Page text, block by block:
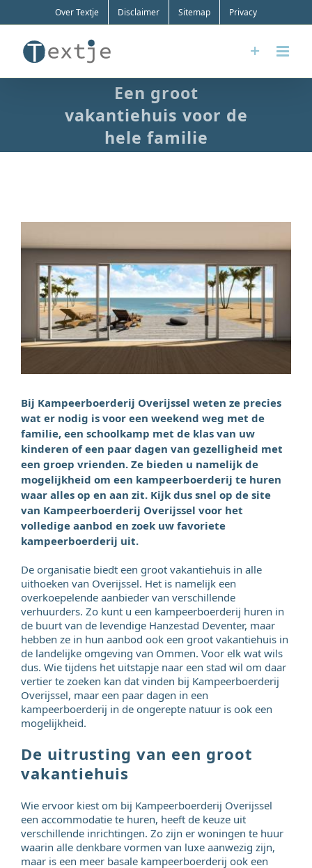
Over Textje Disclaimer Sitemap Privacy
Een groot
vakantiehuis voor de
hele familie
grotere
afbeelding
Bij Kampeerboerderij Overijssel weten ze precies
wat er nodig is voor een weekend weg met de
familie, een schoolkamp met de klas van uw
kinderen of een paar dagen van gezelligheid met
een groep vrienden. Ze bieden u namelijk de
mogelijkheid om een kampeerboerderij te huren
waar alles op en aan zit. Kijk dus snel op de site
van Kampeerboerderij Overijssel voor het
volledige aanbod en zoek uw favoriete
kampeerboerderij uit.
De organisatie biedt een groot vakantiehuis in alle
uithoeken van Overijssel. Het is namelijk een
overkoepelende aanbieder van verschillende
verhuurders. Zo kunt u een kampeerboerderij huren in
de buurt van de levendige Hanzestad Deventer, maar
hebben ze in hun aanbod ook een groot vakantiehuis in
de landelijke omgeving van Ommen. Voor elk wat wils
dus. Wie tijdens het uitstapje naar een stad wil om daar
vertier te zoeken kan dat vinden bij Kampeerboerderij
Overijssel, maar een paar dagen in een
kampeerboerderij in de ongerepte natuur is ook een
mogelijkheid.
De uitrusting van een groot
vakantiehuis
Wie ervoor kiest om bij Kampeerboerderij Overijssel
een accommodatie te huren, heeft de keuze uit
verschillende inrichtingen. Zo zijn er woningen te huur
waarin alle denkbare vormen van luxe aanwezig zijn,
maar is een meer basale kampeerboerderij ook een